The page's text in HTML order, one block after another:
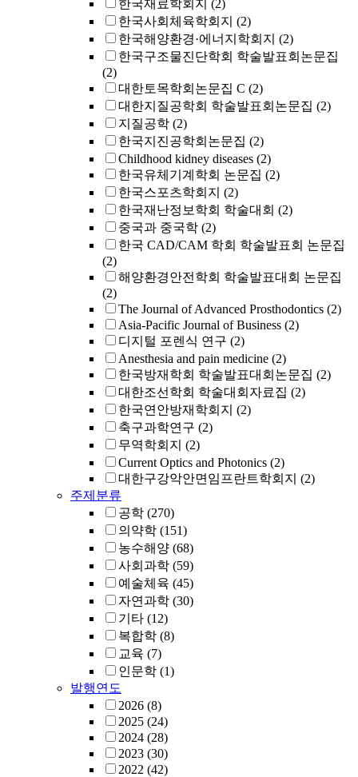
한국재료학회지 (2)
한국사회체육학회지 (2)
한국해양환경·에너지학회지 (2)
한국구조물진단학회 학술발표회논문집
(2)
대한토목학회논문집 C (2)
대한지질공학회 학술발표회논문집 (2)
지질공학 (2)
한국지진공학회논문집 (2)
Childhood kidney diseases (2)
한국유체기계학회 논문집 (2)
한국스포츠학회지 (2)
한국재난정보학회 학술대회 (2)
중국과 중국학 (2)
한국 CAD/CAM 학회 학술발표회 논문집
(2)
해양환경안전학회 학술발표대회 논문집
(2)
The Journal of Advanced Prosthodontics (2)
Asia-Pacific Journal of Business (2)
디지털 포렌식 연구 (2)
Anesthesia and pain medicine (2)
한국방재학회 학술발표대회논문집 (2)
대한조선학회 학술대회자료집 (2)
한국연안방재학회지 (2)
축구과학연구 (2)
무역학회지 (2)
Current Optics and Photonics (2)
대한구강악안면임프란트학회지 (2)
주제분류
공학 (270)
의약학 (151)
농수해양 (68)
사회과학 (59)
예술체육 (45)
자연과학 (30)
기타 (12)
복합학 (8)
교육 (7)
인문학 (1)
발행연도
2026 (8)
2025 (24)
2024 (28)
2023 (30)
2022 (42)